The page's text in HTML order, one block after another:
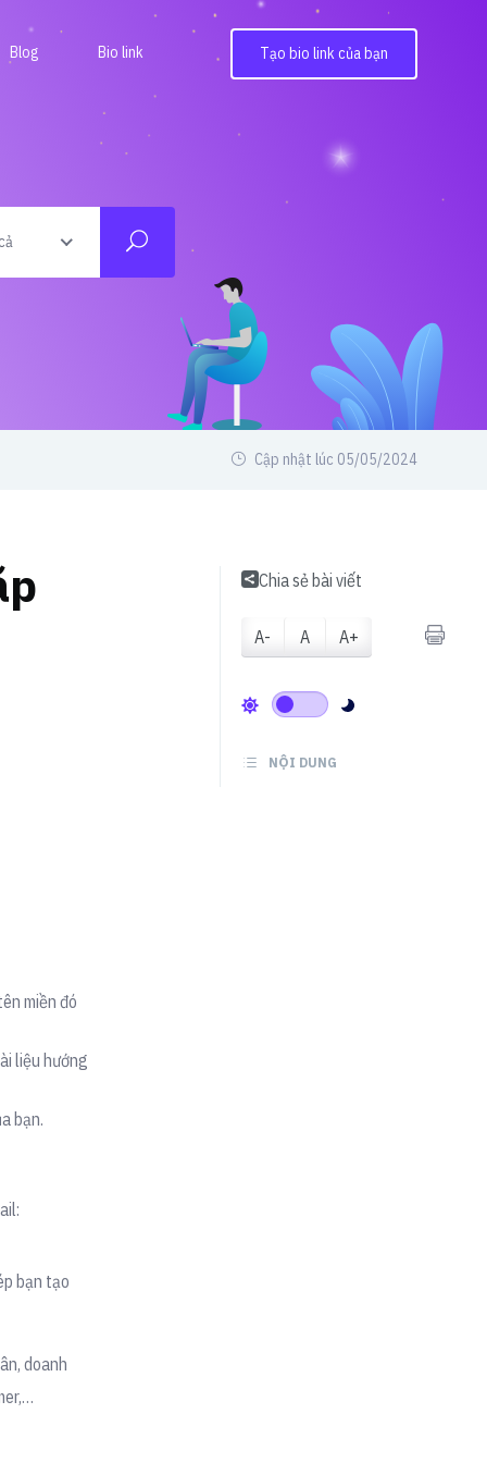
Blog Bio link Tạo bio link của bạn
Cập nhật lúc 05/05/2024
miền đó
liệu hướng
bạn.
bạn tạo
doanh
Chia sẻ bài viết
A- A A+
NỘI DUNG